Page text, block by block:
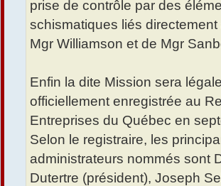
prise de contrôle par des
schismatiques liés
Mgr Williamson et de Mgr
Enfin la dite Mission sera
officiellement enregistrée au
Entreprises du Québec en
Selon le registraire, les
administrateurs nommés sont
Dutertre (président), Joseph